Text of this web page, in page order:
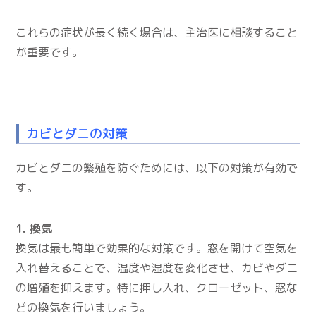
これらの症状が長く続く場合は、主治医に相談すること
が重要です。
カビとダニの対策
カビとダニの繁殖を防ぐためには、以下の対策が有効で
す。
1. 換気
換気は最も簡単で効果的な対策です。窓を開けて空気を
入れ替えることで、温度や湿度を変化させ、カビやダニ
の増殖を抑えます。特に押し入れ、クローゼット、窓な
どの換気を行いましょう。